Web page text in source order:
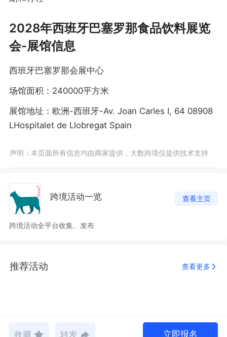
2028年西班牙巴塞罗那食品饮料展览
会-展馆信息
西班牙巴塞罗那会展中心
场馆面积：240000平方米
展馆地址：欧洲-西班牙-Av. Joan Carles I, 64 08908
LHospitalet de Llobregat Spain
声明：本页面所有信息均由商家提供，大数跨境仅提供技术支持
跨境活动一览 查看主页
跨境活动全平台收集、发布
推荐活动 查看更多
收藏 转发 立即报名